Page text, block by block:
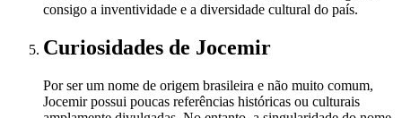
consigo a inventividade e a diversidade cultural do país.
Curiosidades de Jocemir
Por ser um nome de origem brasileira e não muito comum,
Jocemir possui poucas referências históricas ou culturais